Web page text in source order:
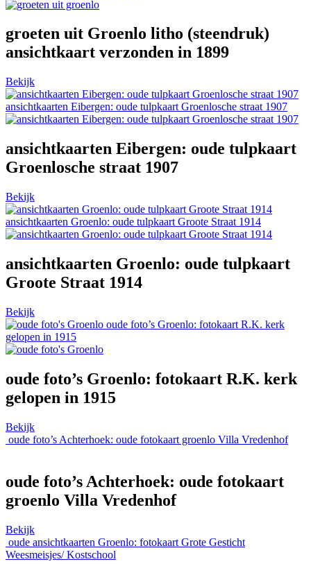
groeten uit Groenlo litho (steendruk)
ansichtkaart verzonden in 1899
Bekijk
ansichtkaarten Eibergen: oude tulpkaart Groenlosche straat 1907
ansichtkaarten Eibergen: oude tulpkaart
Groenlosche straat 1907
Bekijk
ansichtkaarten Groenlo: oude tulpkaart Groote Straat 1914
ansichtkaarten Groenlo: oude tulpkaart
Groote Straat 1914
Bekijk
oude foto’s Groenlo: fotokaart R.K. kerk
gelopen in 1915
oude foto’s Groenlo: fotokaart R.K. kerk
gelopen in 1915
Bekijk
oude foto’s Achterhoek: oude fotokaart groenlo Villa Vredenhof
oude foto’s Achterhoek: oude fotokaart
groenlo Villa Vredenhof
Bekijk
oude ansichtkaarten Groenlo: fotokaart Grote Gesticht
Weesmeisjes/ Kostschool